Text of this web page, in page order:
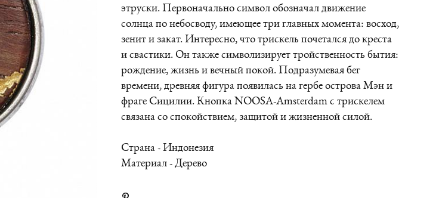
этруски. Первоначально символ обозначал движение
солнца по небосводу, имеющее три главных момента: восход,
зенит и закат. Интересно, что трискель почетался до креста
и свастики. Он также символизирует тройственность бытия:
рождение, жизнь и вечный покой. Подразумевая бег
времени, древняя фигура появилась на гербе острова Мэн и
фраге Сицилии. Кнопка NOOSA-Amsterdam с трискелем
связана со спокойствием, защитой и жизненной силой.
Страна - Индонезия
Материал - Дерево